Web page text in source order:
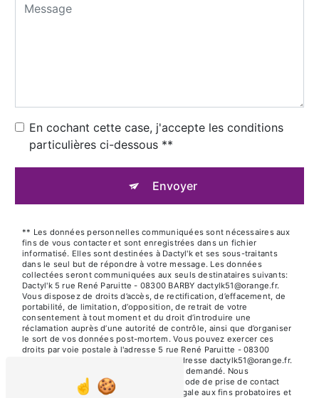
En cochant cette case, j'accepte les conditions
particulières ci-dessous **
Envoyer
** Les données personnelles communiquées sont nécessaires aux
fins de vous contacter et sont enregistrées dans un fichier
informatisé. Elles sont destinées à Dactyl'k et ses sous-traitants
dans le seul but de répondre à votre message. Les données
collectées seront communiquées aux seuls destinataires suivants:
Dactyl'k 5 rue René Paruitte - 08300 BARBY dactylk51@orange.fr.
Vous disposez de droits d’accès, de rectification, d’effacement, de
portabilité, de limitation, d’opposition, de retrait de votre
consentement à tout moment et du droit d’introduire une
réclamation auprès d’une autorité de contrôle, ainsi que d’organiser
le sort de vos données post-mortem. Vous pouvez exercer ces
droits par voie postale à l'adresse 5 rue René Paruitte - 08300
BARBY ou par courrier électronique à l'adresse dactylk51@orange.fr.
Un justificatif d'identité pourra vous être demandé. Nous
conservons vos données pendant la période de prise de contact
puis pendant la durée de prescription légale aux fins probatoires et